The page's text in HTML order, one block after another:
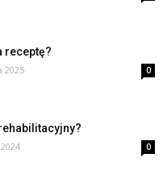
receptę?
2025 0
0